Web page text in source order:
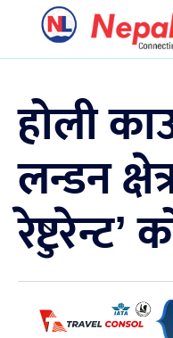
होली
लन्डन
रेष्टुरेन्ट’